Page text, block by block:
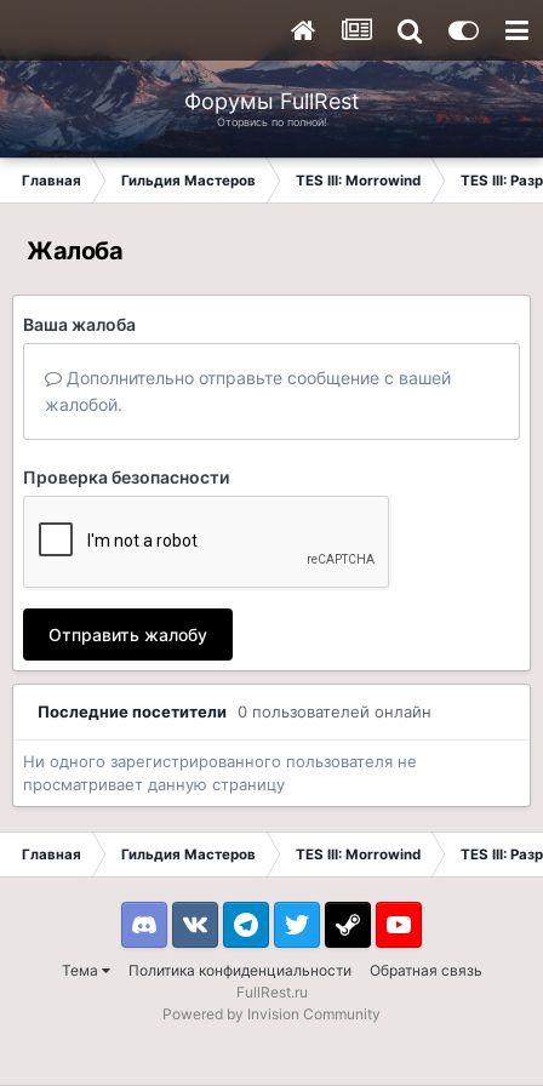
Форумы FullRest
Оторвись по полной!
Главная Гильдия Мастеров TES III: Morrowind TES III:
Жалоба
Ваша жалоба
Дополнительно отправьте сообщение с вашей
жалобой.
Проверка безопасности
Отправить жалобу
Последние посетители 0 пользователей онлайн
Ни одного зарегистрированного пользователя не
просматривает данную страницу
Главная Гильдия Мастеров TES III: Morrowind TES III:
Тема Политика конфиденциальности Обратная связь
DiscordVK TelegramTwitter Steam Youtube
FullRest.ru
Powered by Invision Community